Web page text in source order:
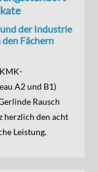
der Industrie
Fächern
A2 und B1)
Rausch
herzlich den acht
Leistung.